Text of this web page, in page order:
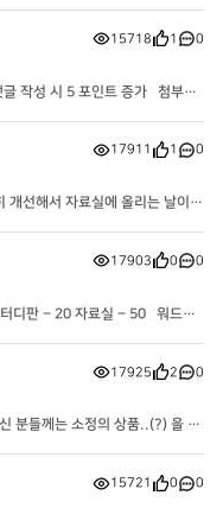
15718 1 0
글 작성 시 5 포인트 증가 첨부파
17911 1 0
선해서 자료실에 올리는 날이
17903 0 0
디판 – 20 자료실 – 50 워드프
에 도
17925 2 0
분들께는 소정의 상품..(?) 을 드
15721 0 0